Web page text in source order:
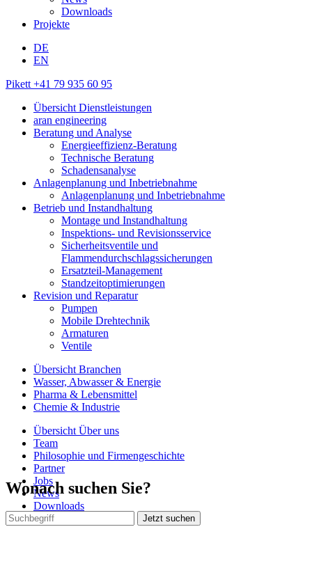
Downloads
Projekte
DE
EN
Pikett +41 79 935 60 95
Übersicht Dienstleistungen
aran engineering
Beratung und Analyse
Energieeffizienz-Beratung
Technische Beratung
Schadensanalyse
Anlagenplanung und Inbetriebnahme
Anlagenplanung und Inbetriebnahme
Betrieb und Instandhaltung
Montage und Instandhaltung
Inspektions- und Revisionsservice
Sicherheitsventile und
Flammendurchschlagssicherungen
Ersatzteil-Management
Standzeitoptimierungen
Revision und Reparatur
Pumpen
Mobile Drehtechnik
Armaturen
Ventile
Übersicht Branchen
Wasser, Abwasser & Energie
Pharma & Lebensmittel
Chemie & Industrie
Übersicht Über uns
Team
Philosophie und Firmengeschichte
Partner
Jobs
News
Downloads
Wonach suchen Sie?